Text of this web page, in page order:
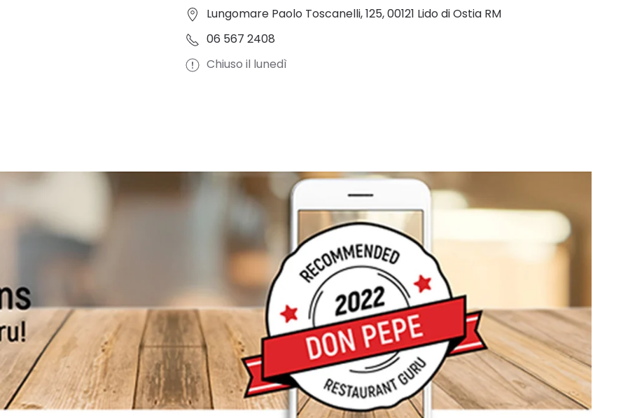
Lungomare Paolo Toscanelli, 125, 00121 Lido di Ostia RM
06 567 2408
Chiuso il lunedì